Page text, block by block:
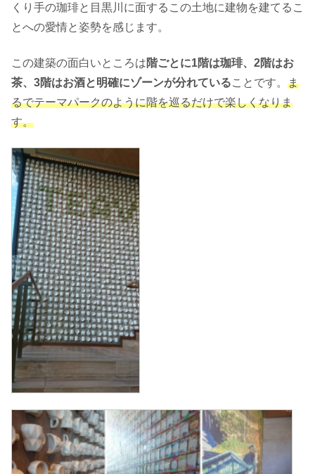
くり手の珈琲と目黒川に面するこの土地に建物を建てるこ
とへの愛情と姿勢を感じます。
この建築の面白いところは階ごとに1階は珈琲、2階はお
茶、3階はお酒と明確にゾーンが分れていることです。 ま
るでテーマパークのように階を巡るだけで楽しくなりま
す。